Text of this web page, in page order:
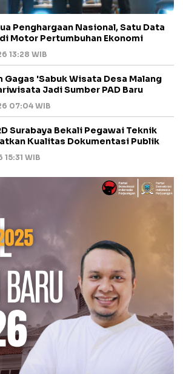
Penghargaan Nasional, Satu Data
Motor Pertumbuhan Ekonomi
13:28 WIB
'Sabuk Wisata Desa Malang
Jadi Sumber PAD Baru
07:04 WIB
Surabaya Bekali Pegawai Teknik
Kualitas Dokumentasi Publik
WIB